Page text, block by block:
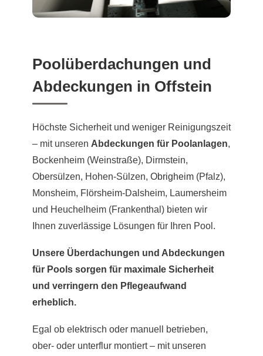
Poolüberdachungen und
Abdeckungen in Offstein
Höchste Sicherheit und weniger Reinigungszeit
– mit unseren Abdeckungen für Poolanlagen,
Bockenheim (Weinstraße), Dirmstein,
Obersülzen, Hohen-Sülzen, Obrigheim (Pfalz),
Monsheim, Flörsheim-Dalsheim, Laumersheim
und Heuchelheim (Frankenthal) bieten wir
Ihnen zuverlässige Lösungen für Ihren Pool.
Unsere Überdachungen und Abdeckungen
für Pools sorgen für maximale Sicherheit
und verringern den Pflegeaufwand
erheblich.
Egal ob elektrisch oder manuell betrieben,
ober- oder unterflur montiert – mit unseren